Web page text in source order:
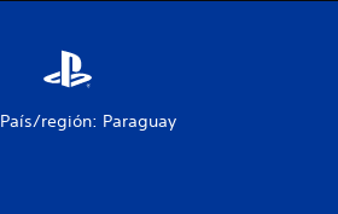
País/región: Paraguay